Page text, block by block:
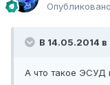
Опубликовано
В 14.05.2014 в
А что такое ЭСУД